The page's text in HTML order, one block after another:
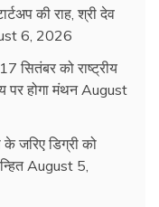
की राह, श्री देव
6, 2026
सितंबर को राष्ट्रीय
पर होगा मंथन August
जरिए डिग्री को
August 5,